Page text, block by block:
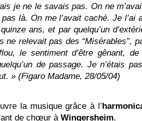
je ne le savais pas. On ne
pas là. On me l’avait caché. Je l’ai
ans, et par quelqu’un
ne relevait pas des “Misérables”,
le sentiment d’être gênant, de
de passage. Je n’étais
» (Figaro Madame, 28/05/04)
la musique grâce à l’
de chœur à Wingersheim.